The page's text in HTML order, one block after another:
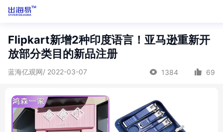
Flipkart新增2种印度语言！亚马逊重新开
放部分类目的新品注册
蓝海亿观网/ 2022-03-07 1384 69